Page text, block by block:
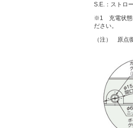
S.E.：ストロ
※1 充電状態
ださい。
（注） 原点